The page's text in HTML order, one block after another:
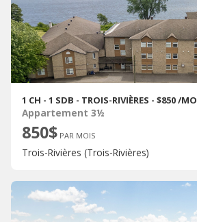
1 CH - 1 SDB - TROIS-RIVIÈRES - $850 /MO
Appartement 3½
850$ PAR MOIS
Trois-Rivières (Trois-Rivières)